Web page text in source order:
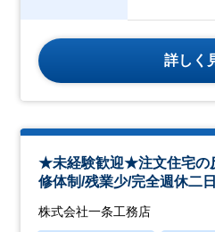
詳しく
★未経験歓迎★注文住宅の
修体制/残業少/完全週休二
株式会社一条工務店